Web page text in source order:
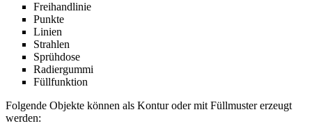
Freihandlinie
Punkte
Linien
Strahlen
Sprühdose
Radiergummi
Füllfunktion
Folgende Objekte können als Kontur oder mit Füllmuster erzeugt
werden: